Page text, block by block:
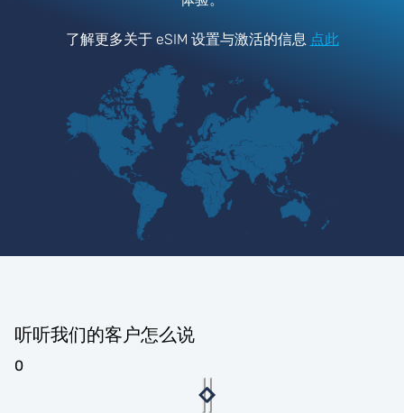
了解更多关于 eSIM 设置与激活的信息 点此
听听我们的客户怎么说
0